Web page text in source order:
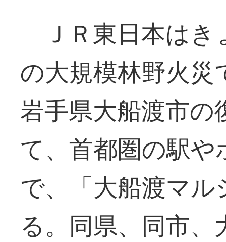
ＪＲ東日本はき
の大規模林野火
岩手県大船渡市
て、首都圏の駅
で、「大船渡マ
る。同県、同市